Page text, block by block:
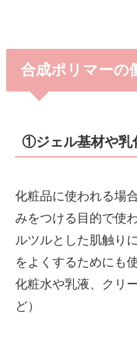
合成ポリマーの
①ジェル基材や乳
化粧品に使われる場
みをつける目的で使
ルツルとした肌触り
をよくするためにも
化粧水や乳液、クリ
ど）